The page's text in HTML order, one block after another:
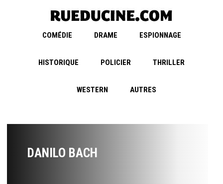
COMÉDIE DRAME ESPIONNAGE
HISTORIQUE POLICIER THRILLER
WESTERN AUTRES
DANILO BACH